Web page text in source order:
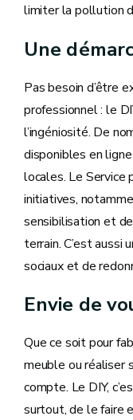
limiter la pollution
Une
Pas besoin d’être
professionnel : le
l’ingéniosité. De
disponibles en
locales. Le Service
initiatives,
sensibilisation et
terrain. C’est aussi
sociaux et de
Envie de
Que ce soit pour
meuble ou réaliser
compte. Le DIY,
surtout, de le faire